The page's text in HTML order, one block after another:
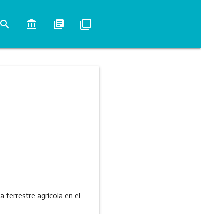
search account_balance library_books filter_none
terrestre agrícola en el